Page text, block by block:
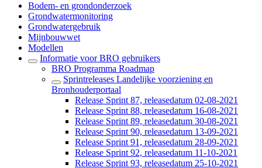
Bodem- en grondonderzoek
Grondwatermonitoring
Grondwatergebruik
Mijnbouwwet
Modellen
Informatie voor BRO gebruikers
BRO Programma Roadmap
Sprintreleases Landelijke voorziening en
Bronhouderportaal
Release Sprint 87, releasedatum 02-08-2021
Release Sprint 88, releasedatum 16-08-2021
Release Sprint 89, releasedatum 30-08-2021
Release Sprint 90, releasedatum 13-09-2021
Release Sprint 91, releasedatum 28-09-2021
Release Sprint 92, releasedatum 11-10-2021
Release Sprint 93, releasedatum 25-10-2021